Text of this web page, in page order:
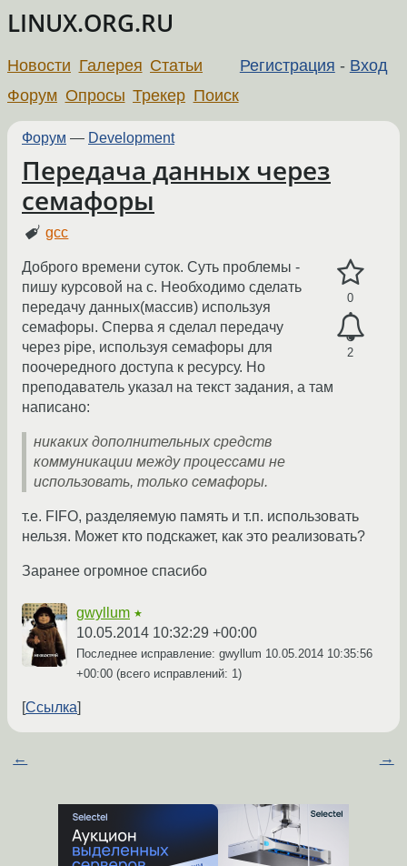
LINUX.ORG.RU
Регистрация - Вход
Новости Галерея Статьи
Форум Опросы Трекер Поиск
Форум — Development
Передача данных через
семафоры
gcc
0
2
Доброго времени суток. Суть проблемы -
пишу курсовой на с. Необходимо сделать
передачу данных(массив) используя
семафоры. Сперва я сделал передачу
через pipe, используя семафоры для
поочередного доступа к ресурсу. Но
преподаватель указал на текст задания, а там
написано:
никаких дополнительных средств
коммуникации между процессами не
использовать, только семафоры.
т.е. FIFO, разделяемую память и т.п. использовать
нельзя. Может кто подскажет, как это реализовать?
Заранее огромное спасибо
gwyllum ★
10.05.2014 10:32:29 +00:00
Последнее исправление: gwyllum 10.05.2014 10:35:56
+00:00 (всего исправлений: 1)
Ссылка
← →